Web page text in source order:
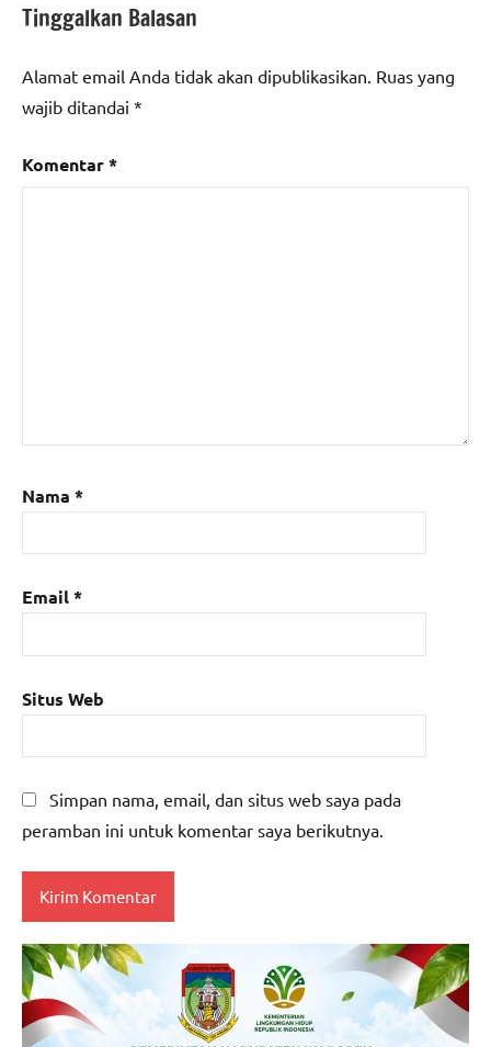
Tinggalkan Balasan
Alamat email Anda tidak akan dipublikasikan. Ruas yang
wajib ditandai *
Komentar*
Nama *
Email*
Situs Web
Simpan nama, email, dan situs web saya pada
peramban ini untuk komentar saya berikutnya.